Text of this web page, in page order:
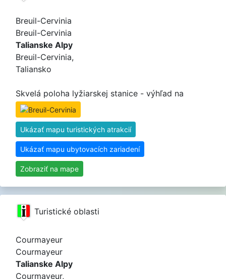
Breuil-Cervinia
Breuil-Cervinia
Talianske Alpy
Breuil-Cervinia,
Taliansko
Skvelá poloha lyžiarskej stanice - výhľad na
Ukázať mapu turistických atrakcií
Ukázať mapu ubytovacích zariadení
Zobraziť na mape
Turistické oblasti
Courmayeur
Courmayeur
Talianske Alpy
Courmayeur,